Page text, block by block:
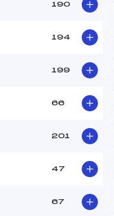
190
194
199
66
201
47
67